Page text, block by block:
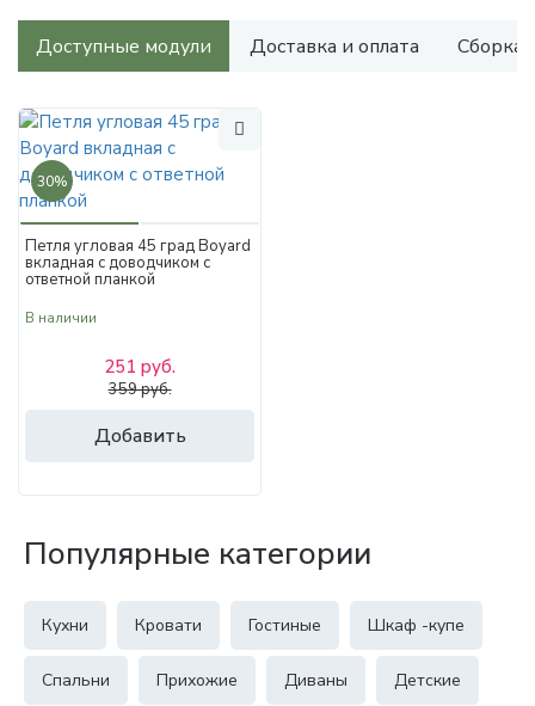
Доступные модули Доставка и оплата Сборка
30%
Петля угловая 45 град Boyard
вкладная с доводчиком с
ответной планкой
В наличии
Добавить
251 руб.
359 руб.
Популярные категории
Кухни Кровати Гостиные Шкаф -купе
Спальни Прихожие Диваны Детские